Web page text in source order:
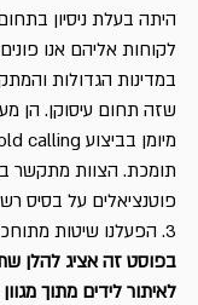
היתה בעלת ניסיון
לקוחות אליהם אנו
במדינות הגדולות
שזה תחום עיסוקן. הן
תומכת. הצוות מתקשר
פוטנציאלים על בסיס
3. הפעלנו שיטות מתוחכמות לאיתור לידים
בפוסט זה אציג להלן
לאיתור לידים מתוך